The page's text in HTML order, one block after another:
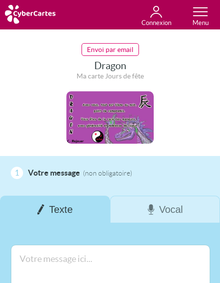
Connexion
Toutes les cartes
Envoi par email
Dragon
Ma carte Jours de fête
1 Votre message (non obligatoire)
Texte Vocal